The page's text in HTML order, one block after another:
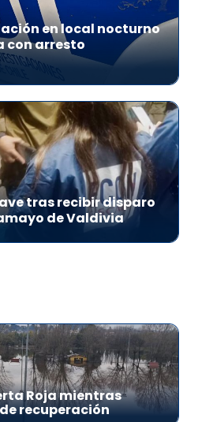
en local nocturno
con arresto
tras recibir disparo
de Valdivia
Roja mientras
recuperación